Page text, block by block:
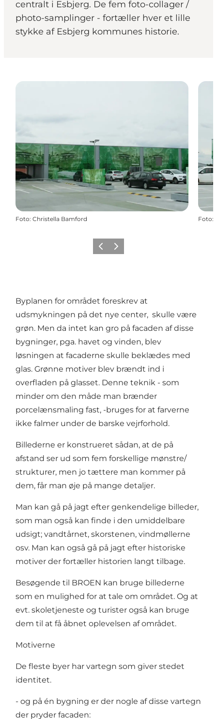
centralt i Esbjerg. De fem foto-collager /
photo-samplinger - fortæller hver et lille
stykke af Esbjerg kommunes historie.
Foto: Christella Bamford Foto:
ForrigeNæste
Byplanen for området foreskrev at
udsmykningen på det nye center, skulle være
grøn. Men da intet kan gro på facaden af disse
bygninger, pga. havet og vinden, blev
løsningen at facaderne skulle beklædes med
glas. Grønne motiver blev brændt ind i
overfladen på glasset. Denne teknik - som
minder om den måde man brænder
porcelænsmaling fast, -bruges for at farverne
ikke falmer under de barske vejrforhold.
Billederne er konstrueret sådan, at de på
afstand ser ud som fem forskellige mønstre/
strukturer, men jo tættere man kommer på
dem, får man øje på mange detaljer.
Man kan gå på jagt efter genkendelige billeder,
som man også kan finde i den umiddelbare
udsigt; vandtårnet, skorstenen, vindmøllerne
osv. Man kan også gå på jagt efter historiske
motiver der fortæller historien langt tilbage.
Besøgende til BROEN kan bruge billederne
som en mulighed for at tale om området. Og at
evt. skoletjeneste og turister også kan bruge
dem til at få åbnet oplevelsen af området.
Motiverne
De fleste byer har vartegn som giver stedet
identitet.
- og på én bygning er der nogle af disse vartegn
der pryder facaden: